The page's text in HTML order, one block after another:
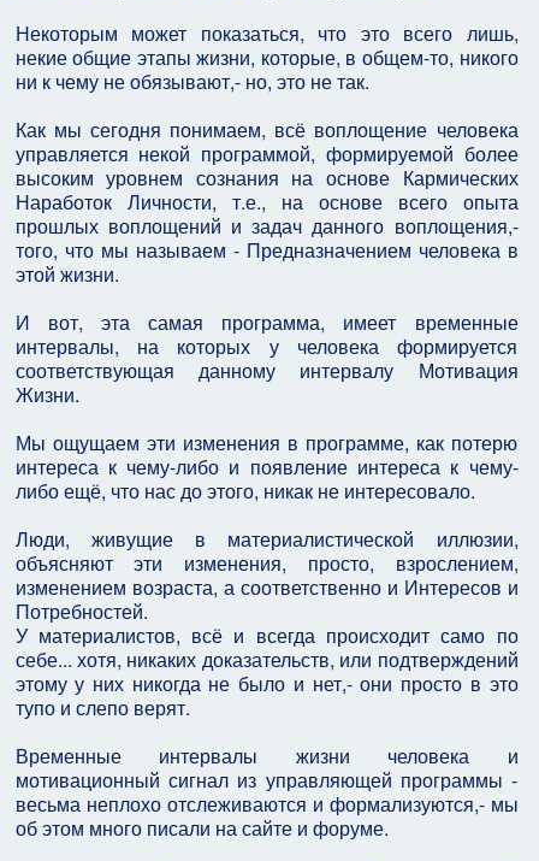
Некоторым может показаться, что это всего лишь,
некие общие этапы жизни, которые, в общем-то, никого
ни к чему не обязывают,- но, это не так.
Как мы сегодня понимаем, всё воплощение человека
управляется некой программой, формируемой более
высоким уровнем сознания на основе Кармических
Наработок Личности, т.е., на основе всего опыта
прошлых воплощений и задач данного воплощения,-
того, что мы называем - Предназначением человека в
этой жизни.
И вот, эта самая программа, имеет временные
интервалы, на которых у человека формируется
соответствующая данному интервалу Мотивация
Жизни.
Мы ощущаем эти изменения в программе, как потерю
интереса к чему-либо и появление интереса к чему-
либо ещё, что нас до этого, никак не интересовало.
Люди, живущие в материалистической иллюзии,
объясняют эти изменения, просто, взрослением,
изменением возраста, а соответственно и Интересов и
Потребностей.
У материалистов, всё и всегда происходит само по
себе... хотя, никаких доказательств, или подтверждений
этому у них никогда не было и нет,- они просто в это
тупо и слепо верят.
Временные интервалы жизни человека и
мотивационный сигнал из управляющей программы -
весьма неплохо отслеживаются и формализуются,- мы
об этом много писали на сайте и форуме.